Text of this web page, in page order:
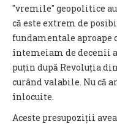
″vremile″ geopolitice
că este extrem de
fundamentale aproape
întemeiam de decenii
puțin după Revoluția
curând valabile. Nu că
înlocuite.
Aceste presupoziții